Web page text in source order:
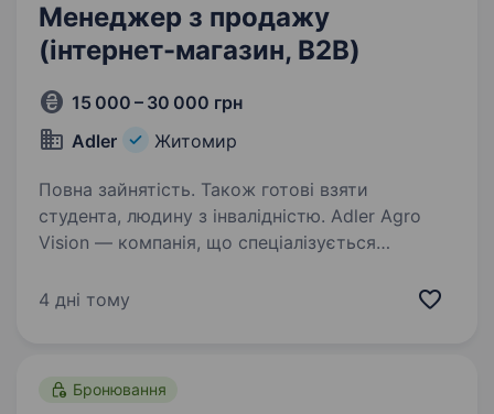
Менеджер з продажу
(інтернет-магазин, B2B)
15 000 – 30 000 грн
Adler
Житомир
Повна зайнятість. Також готові взяти
студента, людину з інвалідністю. Adler Agro
Vision — компанія, що спеціалізується
мікродобрив, насіння та інших товарів для
4 дні тому
Бронювання